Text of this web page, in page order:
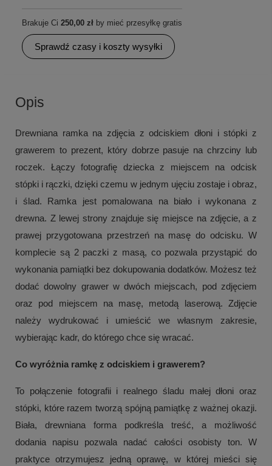
Brakuje Ci 250,00 zł by mieć przesyłkę gratis
Sprawdź czasy i koszty wysyłki
Opis
Drewniana ramka na zdjęcia z odciskiem dłoni i stópki z
grawerem to prezent, który dobrze pasuje na chrzciny lub
roczek. Łączy fotografię dziecka z miejscem na odcisk
stópki i rączki, dzięki czemu w jednym ujęciu zostaje i obraz,
i ślad. Ramka jest pomalowana na biało i wykonana z
drewna. Z lewej strony znajduje się miejsce na zdjęcie, a z
prawej przygotowana przestrzeń na masę do odcisku. W
komplecie są 2 paczki z masą, co pozwala przystąpić do
wykonania pamiątki bez dokupowania dodatków. Możesz też
dodać dowolny grawer w dwóch miejscach, pod zdjęciem
oraz pod miejscem na masę, metodą laserową. Zdjęcie
należy wydrukować i umieścić we własnym zakresie,
wybierając kadr, do którego chce się wracać.
Co wyróżnia ramkę z odciskiem i grawerem?
To połączenie fotografii i realnego śladu małej dłoni oraz
stópki, które razem tworzą spójną pamiątkę z ważnej okazji.
Biała, drewniana forma podkreśla treść, a możliwość
dodania napisu pozwala nadać całości osobisty ton. W
praktyce otrzymujesz jedną oprawę, w której mieści się